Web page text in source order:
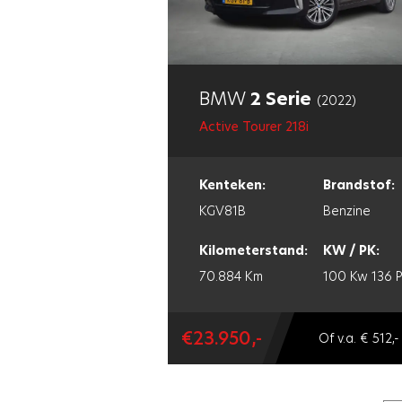
BMW2 Serie (2022)
Active Tourer 218i
Kenteken:
Brandstof:
KGV81B
Benzine
Kilometerstand:
KW / PK:
70.884 Km
100 Kw 136
€23.950,- Of v.a. €